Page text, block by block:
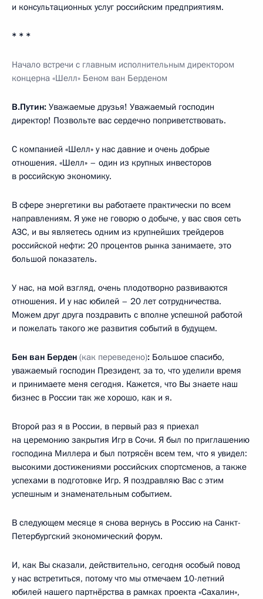
и консультационных услуг российским предприятиям.
* * *
Начало встречи с главным исполнительным директором
концерна «Шелл» Беном ван Берденом
В.Путин: Уважаемые друзья! Уважаемый господин
директор! Позвольте вас сердечно поприветствовать.
С компанией «Шелл» у нас давние и очень добрые
отношения. «Шелл» – один из крупных инвесторов
в российскую экономику.
В сфере энергетики вы работаете практически по всем
направлениям. Я уже не говорю о добыче, у вас своя сеть
АЗС, и вы являетесь одним из крупнейших трейдеров
российской нефти: 20 процентов рынка занимаете, это
большой показатель.
У нас, на мой взгляд, очень плодотворно развиваются
отношения. И у нас юбилей – 20 лет сотрудничества.
Можем друг друга поздравить с вполне успешной работой
и пожелать такого же развития событий в будущем.
Бен ван Берден (как переведено): Большое спасибо,
уважаемый господин Президент, за то, что уделили время
и принимаете меня сегодня. Кажется, что Вы знаете наш
бизнес в России так же хорошо, как и я.
Второй раз я в России, в первый раз я приехал
на церемонию закрытия Игр в Сочи. Я был по приглашению
господина Миллера и был потрясён всем тем, что я увидел:
высокими достижениями российских спортсменов, а также
успехами в подготовке Игр. Я поздравляю Вас с этим
успешным и знаменательным событием.
В следующем месяце я снова вернусь в Россию на Санкт-
Петербургский экономический форум.
И, как Вы сказали, действительно, сегодня особый повод
у нас встретиться, потому что мы отмечаем 10-летний
юбилей нашего партнёрства в рамках проекта «Сахалин»,